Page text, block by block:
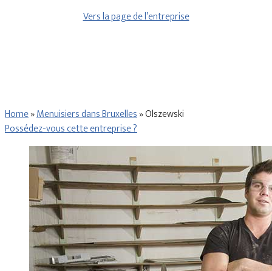
Vers la page de l’entreprise
Home»Menuisiers dans Bruxelles»Olszewski
Possédez-vous cette entreprise ?